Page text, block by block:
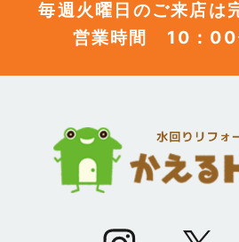
毎週火曜日のご来店は
営業時間 10：00